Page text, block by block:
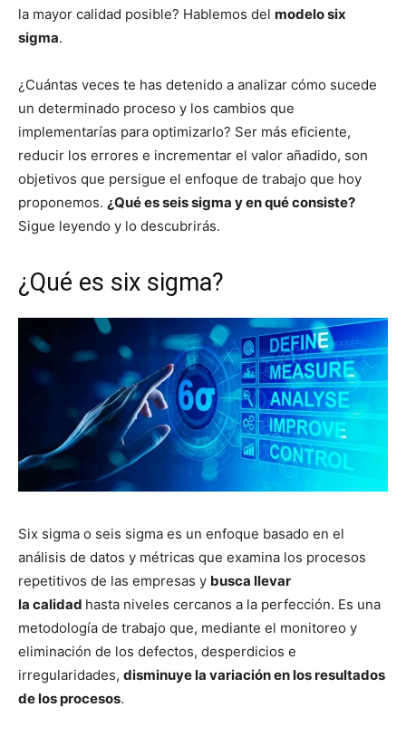
la mayor calidad posible? Hablemos del modelo six
sigma.
¿Cuántas veces te has detenido a analizar cómo sucede
un determinado proceso y los cambios que
implementarías para optimizarlo? Ser más eficiente,
reducir los errores e incrementar el valor añadido, son
objetivos que persigue el enfoque de trabajo que hoy
proponemos. ¿Qué es seis sigma y en qué consiste?
Sigue leyendo y lo descubrirás.
¿Qué es six sigma?
Six sigma o seis sigma es un enfoque basado en el
análisis de datos y métricas que examina los procesos
repetitivos de las empresas y busca llevar
la calidad hasta niveles cercanos a la perfección. Es una
metodología de trabajo que, mediante el monitoreo y
eliminación de los defectos, desperdicios e
irregularidades, disminuye la variación en los resultados
de los procesos.